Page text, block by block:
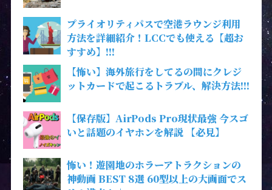
プライオリティパスで空港ラウンジ利用
方法を詳細紹介！LCCでも使える【超お
すすめ】!!!
【怖い】海外旅行をしてるの間にクレジ
ットカードで起こるトラブル、解決方法!!!
【保存版】AirPods Pro現状最強 今スゴ
いと話題のイヤホンを解説 【必見】
怖い！遊園地のホラーアトラクションの
神動画 BEST 8選 60型以上の大画面でス